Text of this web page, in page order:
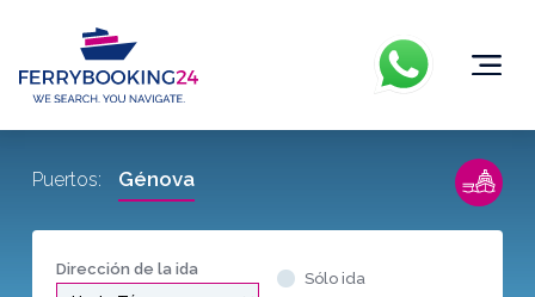
Dirección de la ida
Sólo ida
Puertos: Génova